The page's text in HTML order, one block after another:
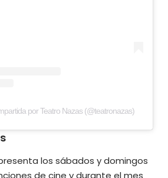
por Teatro Nazas (@teatronazas)
los sábados y domingos
de cine y durante el mes